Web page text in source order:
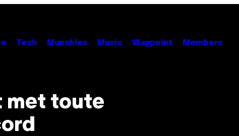
Tech Munchies Music Waypoint Members
met toute